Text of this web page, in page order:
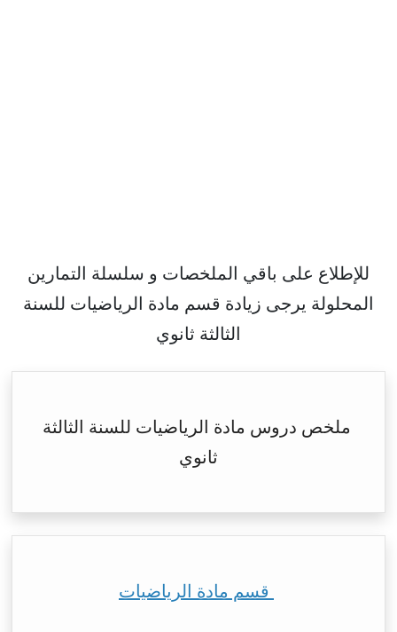
للإطلاع على باقي الملخصات و سلسلة التمارين
المحلولة يرجى زيادة قسم مادة الرياضيات للسنة
الثالثة ثانوي
ملخص دروس مادة الرياضيات للسنة الثالثة
ثانوي
قسم مادة الرياضيات